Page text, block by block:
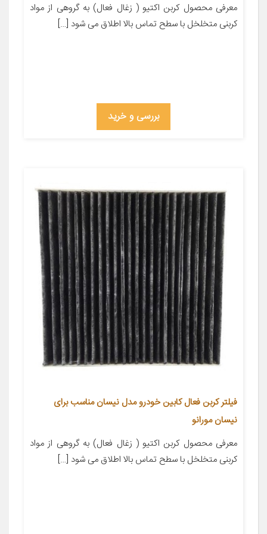
معرفی محصول کربن اکتیو ( زغال فعال) به گروهی از مواد
کربنی متخلخل با سطح تماس بالا اطلاق می شود […]
بررسی و خرید
فیلتر کربن فعال کابین خودرو مدل نیسان مناسب برای
نیسان مورانو
معرفی محصول کربن اکتیو ( زغال فعال) به گروهی از مواد
کربنی متخلخل با سطح تماس بالا اطلاق می شود […]